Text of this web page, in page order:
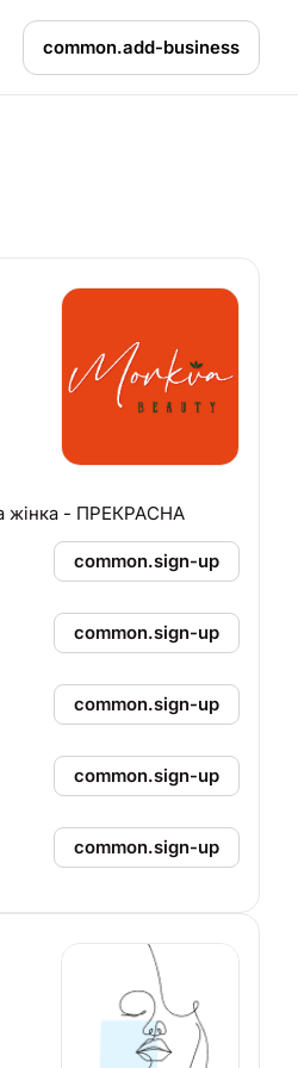
common.add-business
жінка - ПРЕКРАСНА
common.sign-up
common.sign-up
common.sign-up
common.sign-up
common.sign-up